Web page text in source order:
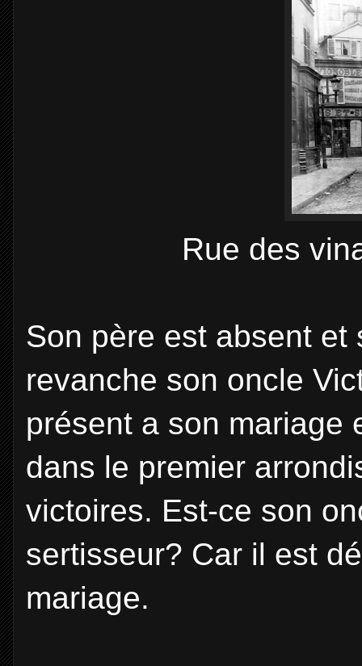
Rue des
Son père est absent
revanche son oncle
présent a son mariage
dans le premier
victoires. Est-ce son
sertisseur? Car il est
mariage.